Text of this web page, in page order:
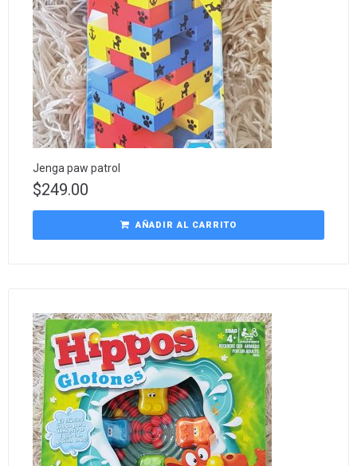
Jenga paw patrol
$249.00
AÑADIR AL CARRITO